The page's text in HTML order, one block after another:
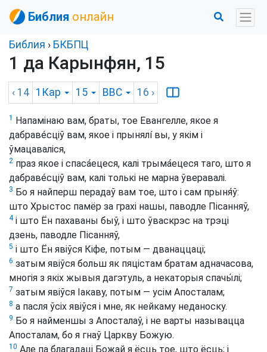
Библия онлайн
Библия › БКБПЦ
1 да Карынфян, 15
‹ 14 1Кар 15 BBC 16 ›
1
Напамінаю вам, браты, тое Евангелле, якое я
дабраве́сціў вам, якое і прынялí вы, у якім і
ўмацаваліся,
2 праз якое і спаса́ецеся, калі трыма́ецеся таго, што я
дабраве́сціў вам, калі толькі не марна ўверавалі.
3 Бо я найперш перадаў вам тое, што і сам прыня́ў:
што Хрыстос памёр за грахі нашы, паводле Пісанняў,
4і што Ён пахаваны быў, і што ўваскрэс на трэці
дзень, паводле Пісанняў,
5 і што Ён явіўся Кіфе, потым — дванаццаці;
6 затым явіўся больш як пяцістам братам адначасова,
многія з якіх жывыя дагэтуль, а некаторыя спачы́лі;
7 затым явіўся Іакаву, потым — усім Апосталам;
8 а пасля ўсіх явіўся і мне, як нейкаму неданоску.
9 Бо я найменшы з Апосталаў, і не варты называцца
Апосталам, бо я гнаў Царкву Божую.
10 Але па благадаці Божай я ёсць тое, што ёсць; і